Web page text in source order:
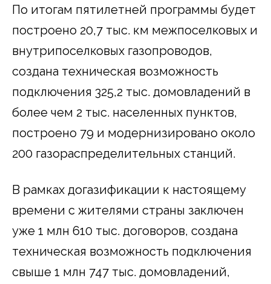
По итогам пятилетней программы будет
построено 20,7 тыс. км межпоселковых и
внутрипоселковых газопроводов,
создана техническая возможность
подключения 325,2 тыс. домовладений в
более чем 2 тыс. населенных пунктов,
построено 79 и модернизировано около
200 газораспределительных станций.
В рамках догазификации к настоящему
времени с жителями страны заключен
уже 1 млн 610 тыс. договоров, создана
техническая возможность подключения
свыше 1 млн 747 тыс. домовладений,